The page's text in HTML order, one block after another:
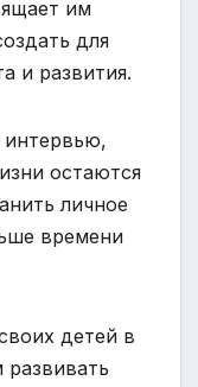
им
для
и развития.
интервью,
остаются
личное
времени
детей в
развивать